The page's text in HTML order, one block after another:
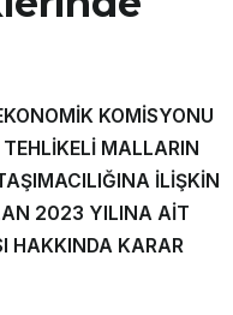
KOMİSYONU
MALLARIN
İLİŞKİN
2023 YILINA AİT
HAKKINDA KARAR